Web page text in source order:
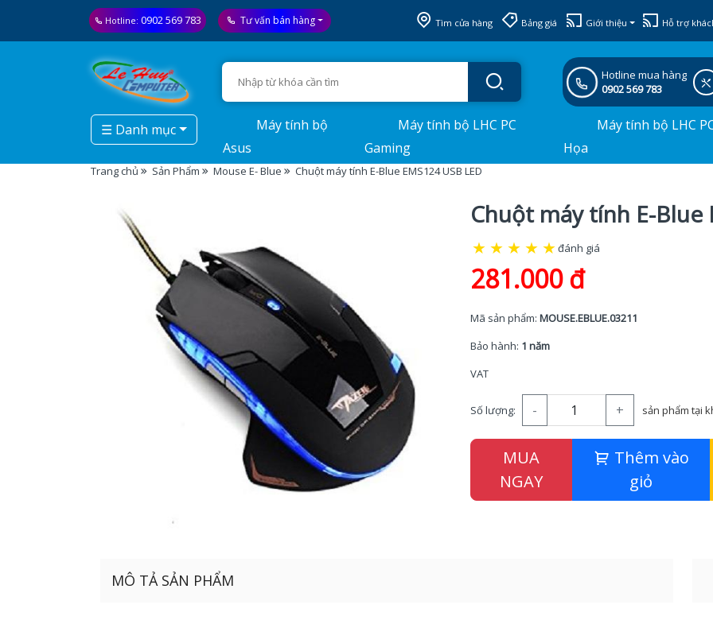
Hotline: 0902 569 783 Tư vấn bán hàng Tìm cửa hàng Bảng giá Giới thiệu Hỗ trợ
Hotline mua hàng
0902 569 783
☰ Danh mục
Máy tính bộ
Asus
Máy tính bộ LHC PC
Gaming
Máy tính bộ LHC
Họa
Trang chủ Sản Phẩm Mouse E- Blue Chuột máy tính E-Blue EMS124 USB LED
Chuột máy tính E-Blue
★ ★ ★ ★ ★đánh giá
281.000 đ
Mã sản phẩm: MOUSE.EBLUE.03211
Bảo hành: 1 năm
VAT
Số lượng: - + sản phẩm tại
MUA
NGAY
Thêm vào
giỏ
MÔ TẢ SẢN PHẨM